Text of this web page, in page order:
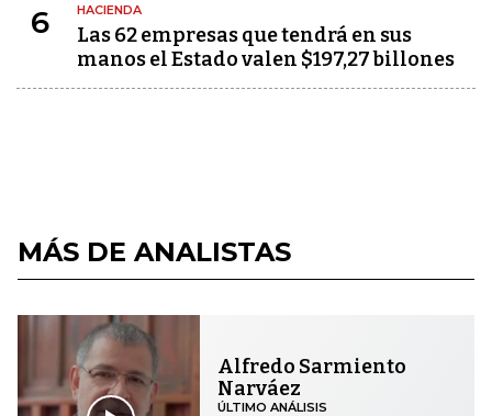
6 HACIENDA
Las 62 empresas que tendrá en sus
manos el Estado valen $197,27 billones
MÁS DE ANALISTAS
Alfredo Sarmiento
Narváez
ÚLTIMO ANÁLISIS